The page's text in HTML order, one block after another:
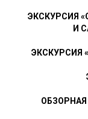
ЭКСКУРСИЯ
И
ЭКСКУРСИЯ